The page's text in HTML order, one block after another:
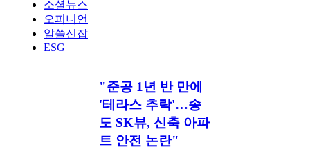
소셜뉴스
오피니언
알쓸신잡
ESG
"준공 1년 반 만에
'테라스 추락'…송
도 SK뷰, 신축 아파
트 안전 논란"